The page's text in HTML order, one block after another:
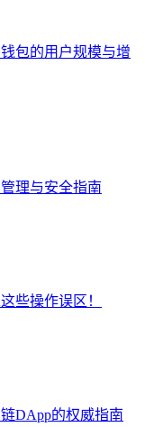
包的用户规模与增
理与安全指南
些操作误区！
DApp的权威指南